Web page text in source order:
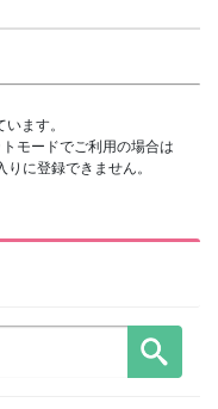
ます。
モードでご利用の場合は
に登録できません。